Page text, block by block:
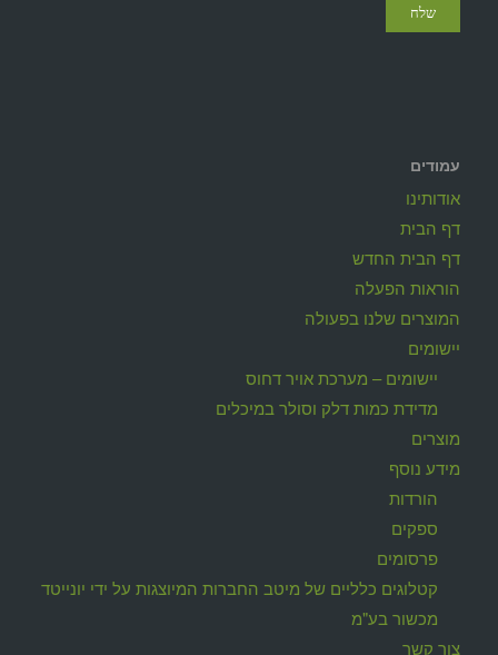
עמודים
אודותינו
דף הבית
דף הבית החדש
הוראות הפעלה
המוצרים שלנו בפעולה
יישומים
יישומים – מערכת אויר דחוס
מדידת כמות דלק וסולר במיכלים
מוצרים
מידע נוסף
הורדות
ספקים
פרסומים
קטלוגים כלליים של מיטב החברות המיוצגות על ידי יונייטד
מכשור בע"מ
צור קשר